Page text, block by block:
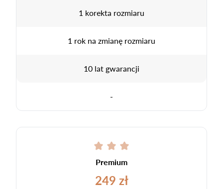
1 korekta rozmiaru
1 rok na zmianę rozmiaru
10 lat gwarancji
-
Premium
249 zł